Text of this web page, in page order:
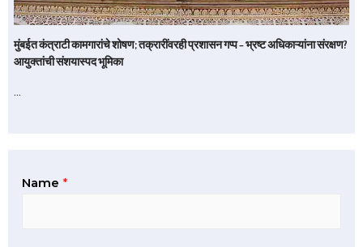
मुंबईत कंत्राटी कामगारांचे शोषण; तक्रारींवरही प्रशासन गप्प – भ्रष्ट अधिकाऱ्यांना संरक्षण?
आयुक्तांची संशयास्पद भूमिका
…
Name *